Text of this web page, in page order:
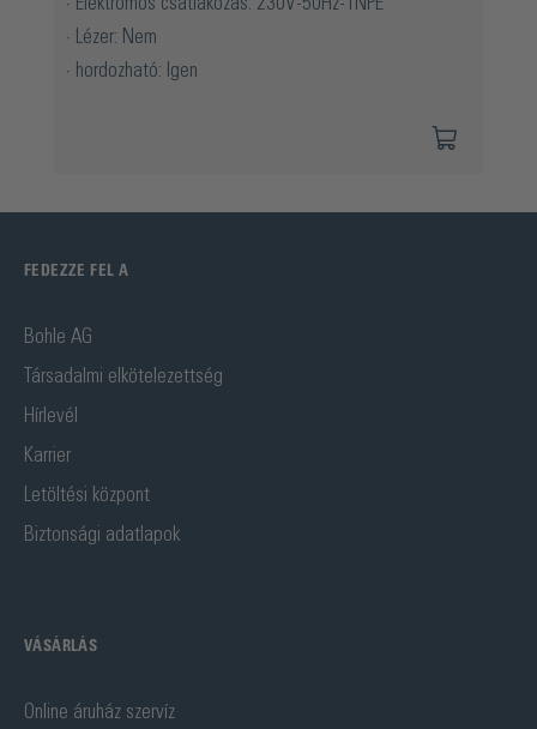
Lézer: Nem
hordozható: Igen
FEDEZZE FEL A
Bohle AG
Társadalmi elkötelezettség
Hírlevél
Karrier
Letöltési központ
Biztonsági adatlapok
VÁSÁRLÁS
Online áruház szervíz